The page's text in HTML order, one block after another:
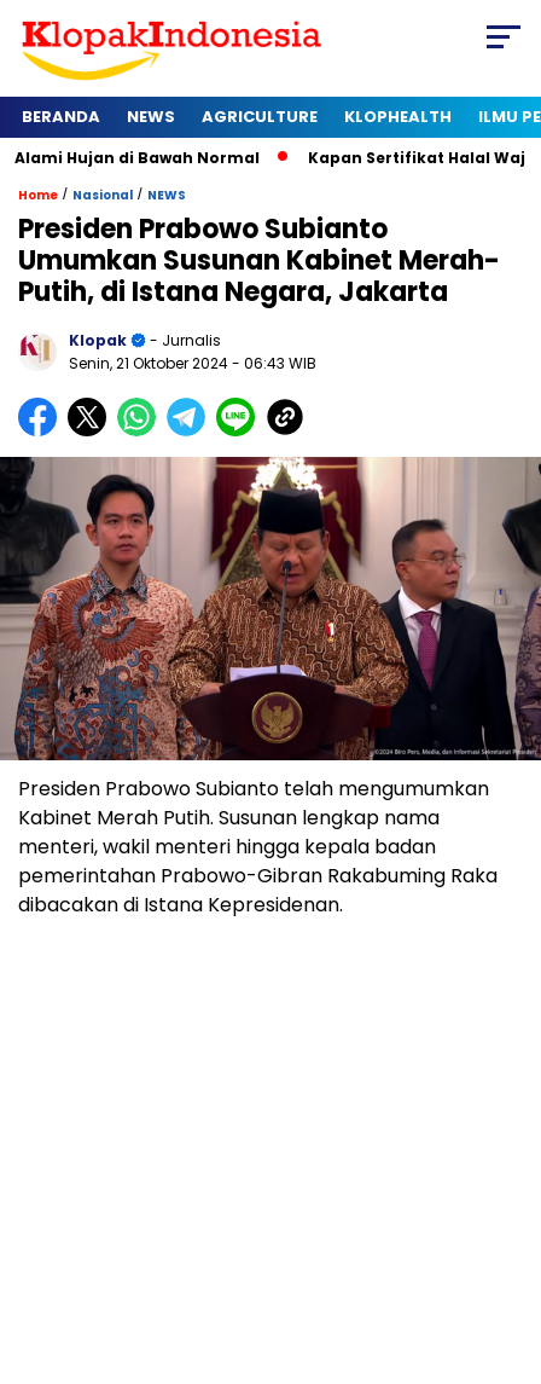
BERANDA NEWS AGRICULTURE KLOPHEALTH ILMU
di Bawah Normal Kapan Sertifikat Halal Wajib bagi
Home / Nasional / NEWS
Presiden Prabowo Subianto
Umumkan Susunan Kabinet Merah-
Putih, di Istana Negara, Jakarta
Klopak
- Jurnalis
Senin, 21 Oktober 2024- 06:43 WIB
Presiden Prabowo Subianto telah mengumumkan
Kabinet Merah Putih. Susunan lengkap nama
menteri, wakil menteri hingga kepala badan
pemerintahan Prabowo-Gibran Rakabuming Raka
dibacakan di Istana Kepresidenan.